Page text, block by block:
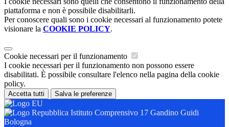
piattaforma e non è possibile disabilitarli.
Per conoscere quali sono i cookie necessari al funzionamento potete
visionare la COOKIE POLICY.
Cookie necessari per il funzionamento
I cookie necessari per il funzionamento non possono essere
disabilitati. È possibile consultare l'elenco nella pagina della cookie
policy.
Accetta tutti Salva le preferenze
Istituto Comprensivo 17 Gandino Guidi
Bologna